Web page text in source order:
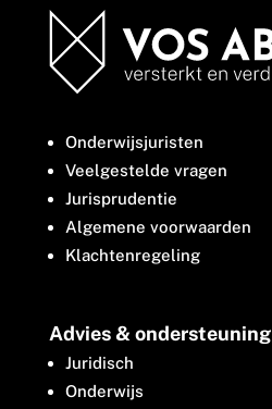
Onderwijsjuristen
Veelgestelde vragen
Jurisprudentie
Algemene voorwaarden
Klachtenregeling
Advies & ondersteuning
Juridisch
Onderwijs